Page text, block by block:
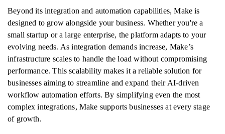
Beyond its integration and automation capabilities, Make is
designed to grow alongside your business. Whether you're a
small startup or a large enterprise, the platform adapts to your
evolving needs. As integration demands increase, Make’s
infrastructure scales to handle the load without compromising
performance. This scalability makes it a reliable solution for
businesses aiming to streamline and expand their AI-driven
workflow automation efforts. By simplifying even the most
complex integrations, Make supports businesses at every stage
of growth.